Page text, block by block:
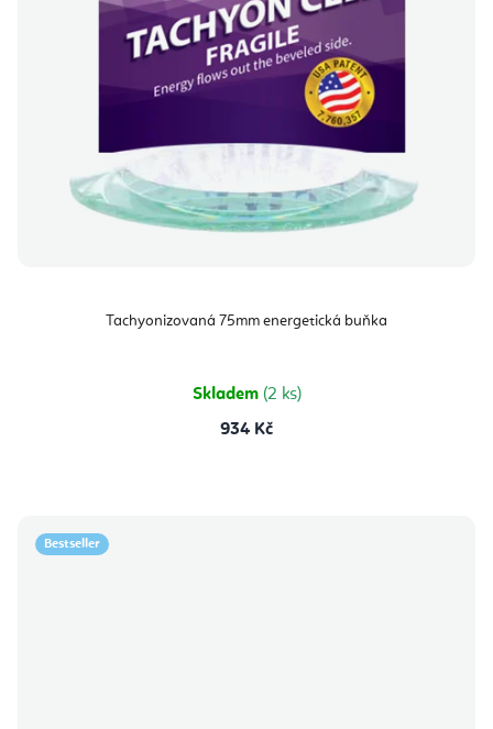
Tachyonizovaná 75mm energetická buňka
Skladem (2 ks)
934 Kč
Bestseller